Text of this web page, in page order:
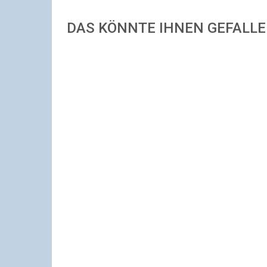
DAS KÖNNTE IHNEN